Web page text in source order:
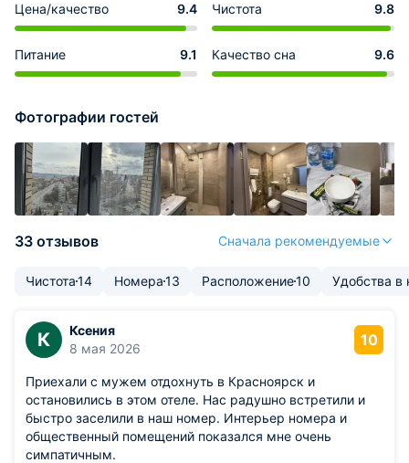
Цена/качество 9.4 Чистота 9.8
Питание 9.1 Качество сна 9.6
Фотографии гостей
33 отзывов Сначала рекомендуемые
Чистота14 Номера13 Расположение10 Удобства в
К
Ксения
8 мая 2026
10
Приехали с мужем отдохнуть в Красноярск и
остановились в этом отеле. Нас радушно встретили и
быстро заселили в наш номер. Интерьер номера и
общественный помещений показался мне очень
симпатичным.